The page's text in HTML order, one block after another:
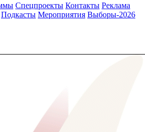
Спецпроекты Контакты Реклама
Подкасты Мероприятия Выборы-2026